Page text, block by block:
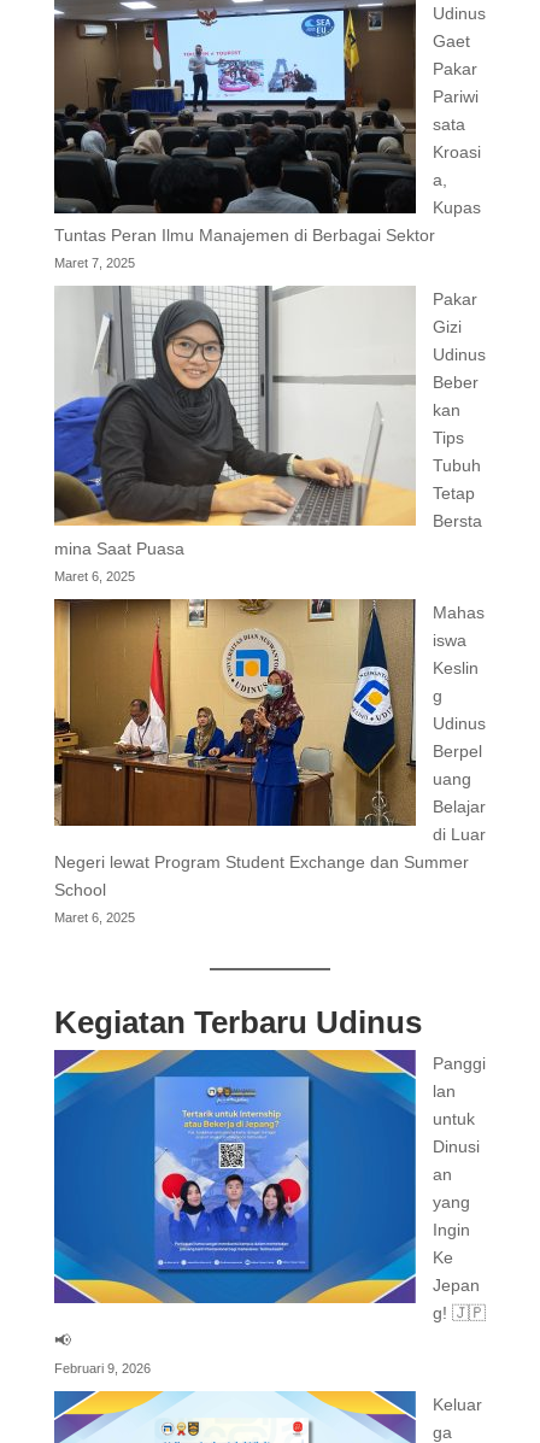
Udinus
Gaet
Pakar
Pariwi
sata
Kroasi
a,
Kupas
Tuntas Peran Ilmu Manajemen di Berbagai Sektor
Maret 7, 2025
Pakar
Gizi
Udinus
Beber
kan
Tips
Tubuh
Tetap
Bersta
mina Saat Puasa
Maret 6, 2025
Mahas
iswa
Keslin
g
Udinus
Berpel
uang
Belajar
di Luar
Negeri lewat Program Student Exchange dan Summer
School
Maret 6, 2025
Kegiatan Terbaru Udinus
Panggi
lan
untuk
Dinusi
an
yang
Ingin
Ke
Jepan
g! 🇯🇵
📢
Februari 9, 2026
Keluar
ga